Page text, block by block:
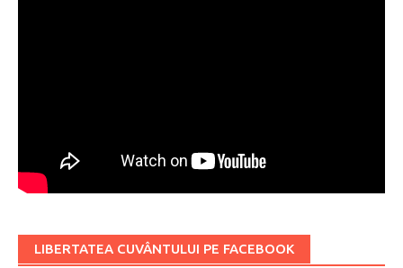
LIBERTATEA CUVÂNTULUI PE FACEBOOK